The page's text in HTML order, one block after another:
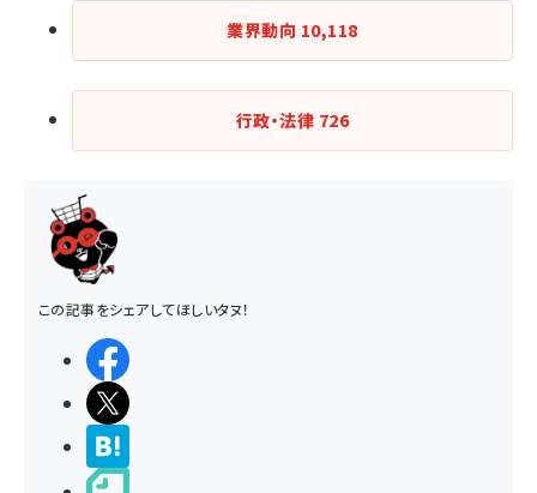
業界動向 10,118
行政・法律 726
この記事をシェアしてほしいタヌ！